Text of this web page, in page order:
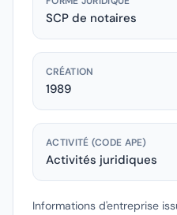
SCP de notaires
CRÉATION
1989
ACTIVITÉ (CODE APE)
Activités juridiques
Informations d'entreprise